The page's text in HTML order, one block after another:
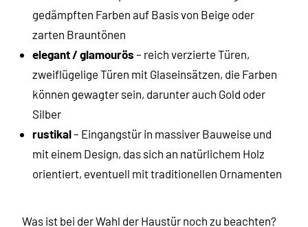
gedämpften Farben auf Basis von Beige oder
zarten Brauntönen
elegant / glamourös – reich verzierte Türen,
zweiflügelige Türen mit Glaseinsätzen, die Farben
können gewagter sein, darunter auch Gold oder
Silber
rustikal– Eingangstür in massiver Bauweise und
mit einem Design, das sich an natürlichem Holz
orientiert, eventuell mit traditionellen Ornamenten
Was ist bei der Wahl der Haustür noch zu beachten?